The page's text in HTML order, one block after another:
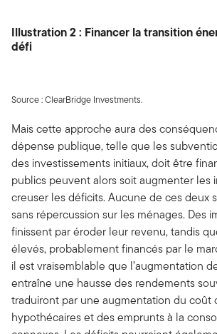
Illustration 2 : Financer la transition
défi
Source : ClearBridge Investments.
Mais cette approche aura des
dépense publique, telle que les
des investissements initiaux, doit être
publics peuvent alors soit augmenter les
creuser les déficits. Aucune de ces deux
sans répercussion sur les ménages. Des
finissent par éroder leur revenu, tandis
élevés, probablement financés par le
il est vraisemblable que l’augmentation
entraîne une hausse des rendements
traduiront par une augmentation du coût
hypothécaires et des emprunts à la